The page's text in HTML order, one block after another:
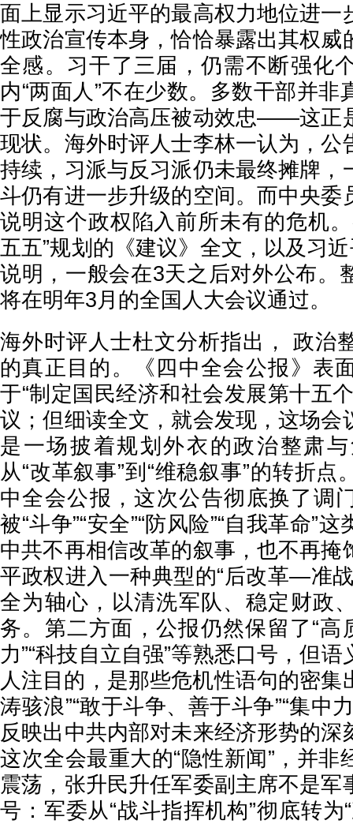
面上显示习近平的最高权力地位进一
性政治宣传本身，恰恰暴露出其权威
全感。习干了三届，仍需不断强化
内“两面人”不在少数。多数干部并非
于反腐与政治高压被动效忠——这正
现状。海外时评人士李林一认为，公
持续，习派与反习派仍未最终摊牌，
斗仍有进一步升级的空间。而中央委
说明这个政权陷入前所未有的危机
五五”规划的《建议》全文，以及习
说明，一般会在3天之后对外公布。
将在明年3月的全国人大会议通过。
海外时评人士杜文分析指出， 政治
的真正目的。《四中全会公报》表
于“制定国民经济和社会发展第十五
议；但细读全文，就会发现，这场会
是一场披着规划外衣的政治整肃
从“改革叙事”到“维稳叙事”的转折
中全会公报，这次公告彻底换了
被“斗争”“安全”“防风险”“自我革命”
中共不再相信改革的叙事，也不再掩
平政权进入一种典型的“后改革—准
全为轴心，以清洗军队、稳定财政
务。第二方面，公报仍然保留了“高
力”“科技自立自强”等熟悉口号，但
人注目的，是那些危机性语句的密集
涛骇浪”“敢于斗争、善于斗争”“集中
反映出中共内部对未来经济形势的深
这次全会最重大的“隐性新闻”，并非
震荡，张升民升任军委副主席不是军
号：军委从“战斗指挥机构”彻底转为